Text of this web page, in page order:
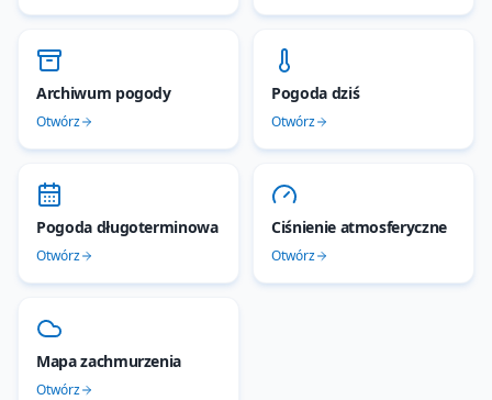
Archiwum pogody
Otwórz
Pogoda dziś
Otwórz
Pogoda długoterminowa
Otwórz
Ciśnienie atmosferyczne
Otwórz
Mapa zachmurzenia
Otwórz